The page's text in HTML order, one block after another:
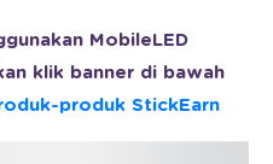
MobileLED
klik banner di bawah
produk StickEarn